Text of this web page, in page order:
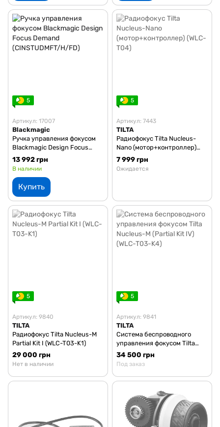
5
Артикул: 17007
Blackmagic
Ручка управления фокусом
Blackmagic Design Focus
Demand (CINSTUDMFT/H/FD)
13 992 грн
В наличии
Купить
5
Артикул: 7443
TILTA
Радиофокус Tilta Nucleus-
Nano (мотор+контроллер)
(WLC-T04)
7 999 грн
Ожидается
5
Артикул: 9840
TILTA
Радиофокус Tilta Nucleus-M
Partial Kit I (WLC-T03-K1)
29 000 грн
Нет в наличии
5
Артикул: 9841
TILTA
Система беспроводного
управления фокусом Tilta
Nucleus-M (Partial Kit IV)
(WLC-T03-K4)
34 500 грн
Под заказ